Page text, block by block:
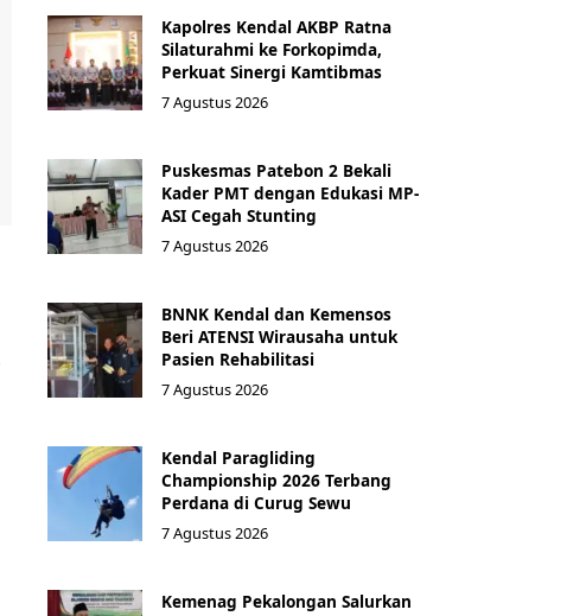
Kapolres Kendal AKBP Ratna
Silaturahmi ke Forkopimda,
Perkuat Sinergi Kamtibmas
7 Agustus 2026
Puskesmas Patebon 2 Bekali
Kader PMT dengan Edukasi MP-
ASI Cegah Stunting
7 Agustus 2026
BNNK Kendal dan Kemensos
Beri ATENSI Wirausaha untuk
Pasien Rehabilitasi
7 Agustus 2026
Kendal Paragliding
Championship 2026 Terbang
Perdana di Curug Sewu
7 Agustus 2026
Kemenag Pekalongan Salurkan